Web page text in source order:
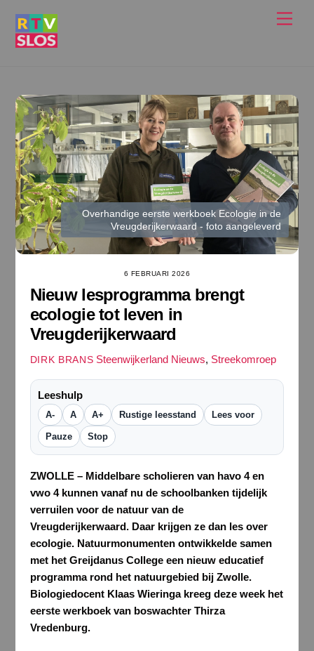
Overhandige eerste werkboek Ecologie in de
Vreugderijkerwaard - foto aangeleverd
6 FEBRUARI 2026
Nieuw lesprogramma brengt
ecologie tot leven in
Vreugderijkerwaard
DIRK BRANS Steenwijkerland Nieuws, Streekomroep
Leeshulp
A- A A+ Rustige leesstand Lees voor
Pauze Stop
ZWOLLE – Middelbare scholieren van havo 4 en
vwo 4 kunnen vanaf nu de schoolbanken tijdelijk
verruilen voor de natuur van de
Vreugderijkerwaard. Daar krijgen ze dan les over
ecologie. Natuurmonumenten ontwikkelde samen
met het Greijdanus College een nieuw educatief
programma rond het natuurgebied bij Zwolle.
Biologiedocent Klaas Wieringa kreeg deze week het
eerste werkboek van boswachter Thirza
Vredenburg.